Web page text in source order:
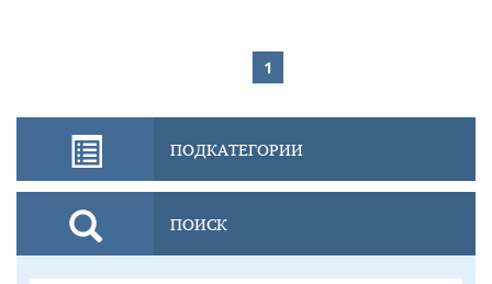
1
ПОДКАТЕГОРИИ
ПОИСК